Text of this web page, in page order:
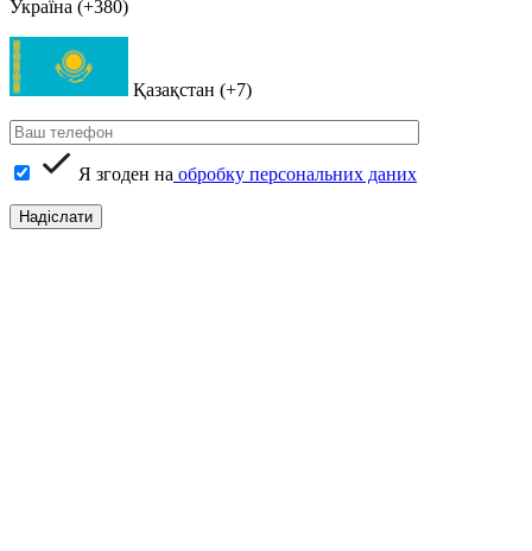
Україна (+380)
Қазақстан (+7)
Я згоден на обробку персональних даних